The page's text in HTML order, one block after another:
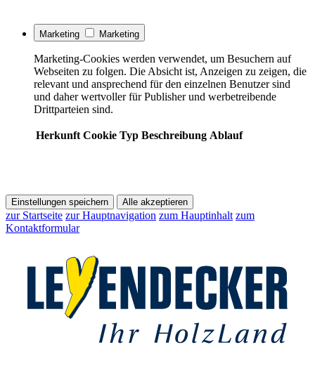
Marketing Marketing
Marketing-Cookies werden verwendet, um Besuchern auf
Webseiten zu folgen. Die Absicht ist, Anzeigen zu zeigen, die
relevant und ansprechend für den einzelnen Benutzer sind
und daher wertvoller für Publisher und werbetreibende
Drittparteien sind.
Herkunft Cookie Typ Beschreibung Ablauf
Einstellungen speichern Alle akzeptieren
zur Startseite zur Hauptnavigation zum Hauptinhalt zum
Kontaktformular